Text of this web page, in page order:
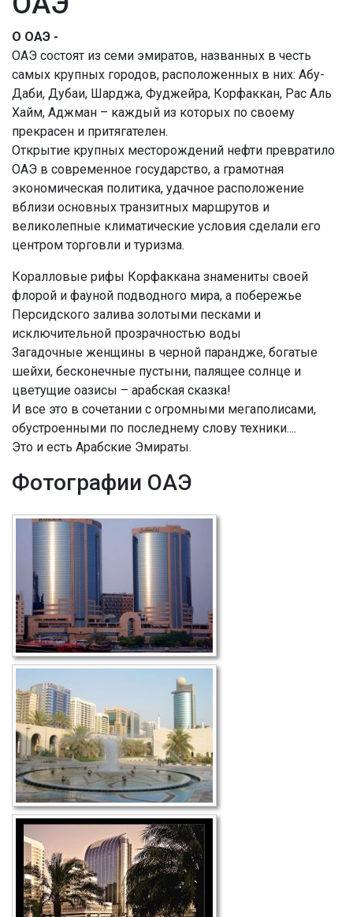
О ОАЭ -
ОАЭ состоят из семи эмиратов, названных в честь
самых крупных городов, расположенных в них: Абу-
Даби, Дубаи, Шарджа, Фуджейра, Корфаккан, Рас Аль
Хайм, Аджман – каждый из которых по своему
прекрасен и притягателен.
Открытие крупных месторождений нефти превратило
ОАЭ в современное государство, а грамотная
экономическая политика, удачное расположение
вблизи основных транзитных маршрутов и
великолепные климатические условия сделали его
центром торговли и туризма.
Коралловые рифы Корфаккана знамениты своей
флорой и фауной подводного мира, а побережье
Персидского залива золотыми песками и
исключительной прозрачностью воды
Загадочные женщины в черной парандже, богатые
шейхи, бесконечные пустыни, палящее солнце и
цветущие оазисы – арабская сказка!
И все это в сочетании с огромными мегаполисами,
обустроенными по последнему слову техники....
Это и есть Арабские Эмираты.
Фотографии ОАЭ